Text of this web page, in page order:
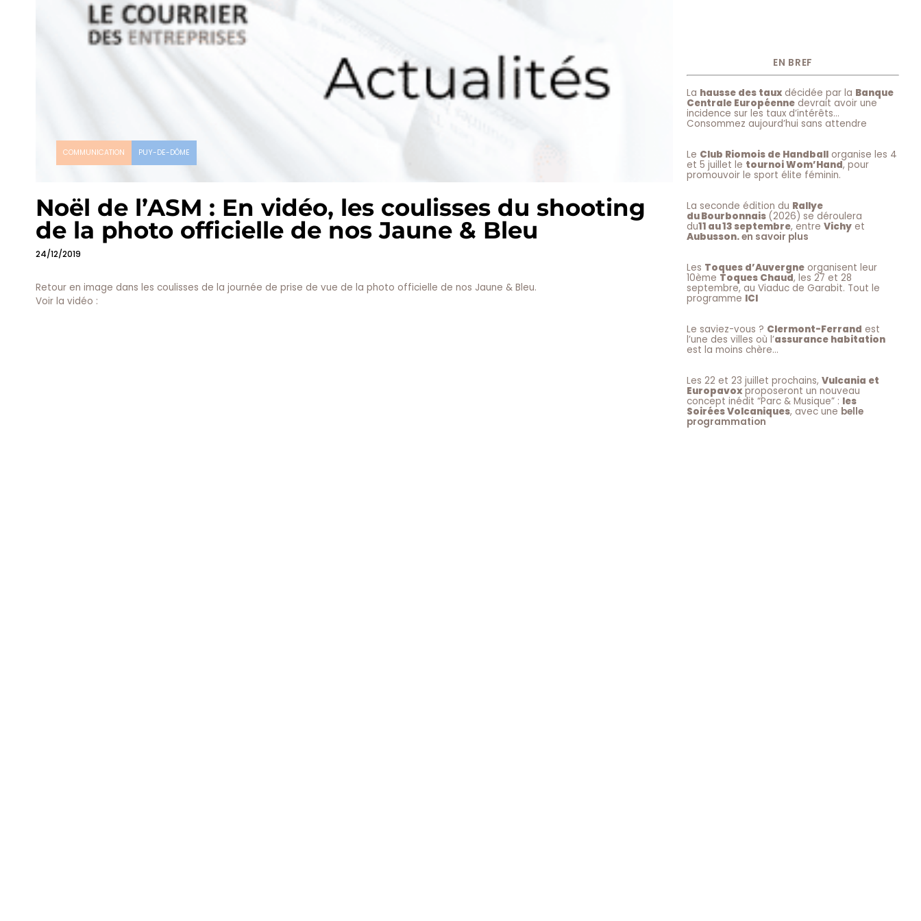
COMMUNICATION PUY-DE-DÔME
Noël de l’ASM : En vidéo, les coulisses du shooting
de la photo officielle de nos Jaune & Bleu
24/12/2019
Retour en image dans les coulisses de la journée de prise de vue de la photo officielle de nos Jaune & Bleu.
Voir la vidéo :
EN BREF
La hausse des taux décidée par la Banque
Centrale Européenne devrait avoir une
incidence sur les taux d’intérêts…
Consommez aujourd’hui sans attendre
Le Club Riomois de Handball organise les 4
et 5 juillet le tournoi Wom’Hand, pour
promouvoir le sport élite féminin.
La seconde édition du Rallye
du Bourbonnais (2026) se déroulera
du11 au 13 septembre, entre Vichy et
Aubusson.en savoir plus
Les Toques d’Auvergne organisent leur
10ème Toques Chaud, les 27 et 28
septembre, au Viaduc de Garabit. Tout le
programme ICI
Le saviez-vous ? Clermont-Ferrand est
l’une des villes où l’assurance habitation
est la moins chère…
Les 22 et 23 juillet prochains, Vulcania et
Europavox proposeront un nouveau
concept inédit “Parc & Musique” : les
Soirées Volcaniques, avec une belle
programmation